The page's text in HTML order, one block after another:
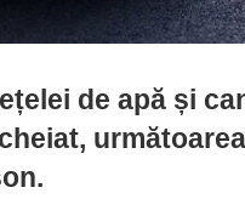
de apă și